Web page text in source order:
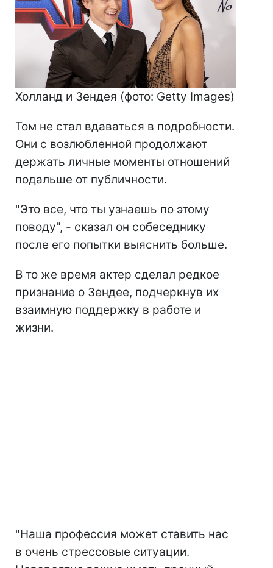
Холланд и Зендея (фото: Getty Images)
Том не стал вдаваться в подробности.
Они с возлюбленной продолжают
держать личные моменты отношений
подальше от публичности.
"Это все, что ты узнаешь по этому
поводу", - сказал он собеседнику
после его попытки выяснить больше.
В то же время актер сделал редкое
признание о Зендее, подчеркнув их
взаимную поддержку в работе и
жизни.
"Наша профессия может ставить нас
в очень стрессовые ситуации.